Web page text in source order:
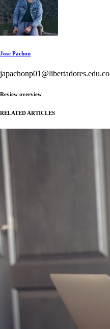
Jose Pachon
japachonp01@libertadores.edu.co
Review overview
RELATED ARTICLES